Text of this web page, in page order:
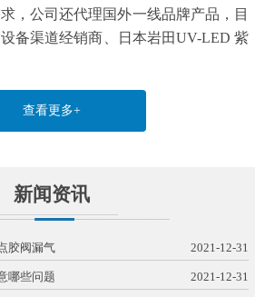
，公司还代理国外一线品牌产品，目
备渠道经销商、日本岩田UV-LED 紫
查看更多+
新闻资讯
胶阀漏气 2021-12-31
哪些问题 2021-12-31